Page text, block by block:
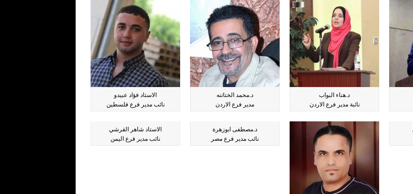
الاستاد فؤاد عبيدو
نائب مدير فرع فلسطين
د.محمد الختاتنه
مدير فرع الاردن
د.هناء البواب
نائبة مدير فرع الاردن
الاستاد شاهر القرشي
نائب مدير فرع اليمن
د.مصطفى ابوزهرة
نائب مدير فرع مصر